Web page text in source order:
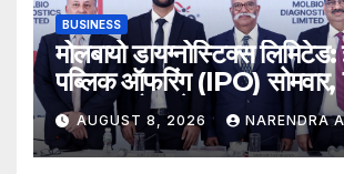
BUSINESS
मोलबायो डायग्नोस्टिक्स
पब्लिक ऑफरिंग (IPO)
2026 को खुलेगा
AUGUST 8, 2026 NARENDRA